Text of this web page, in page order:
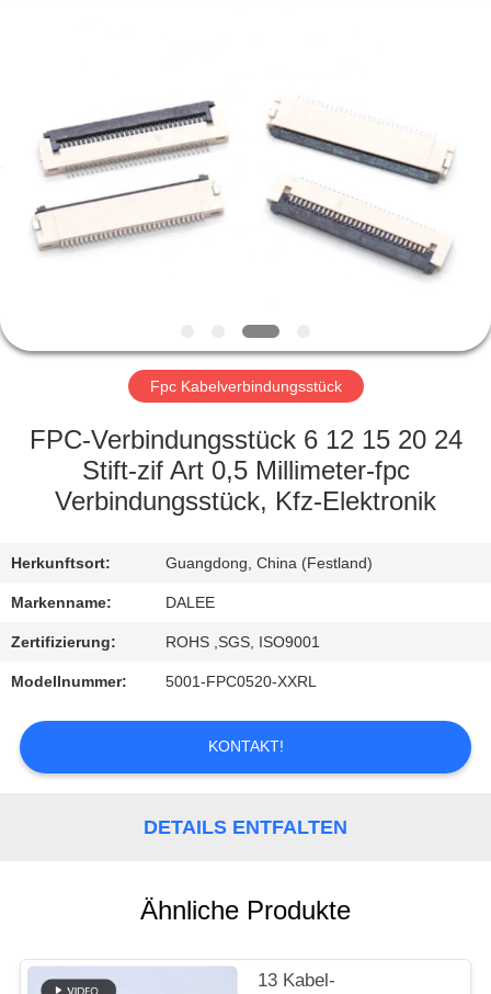
HAUS
PRODUKTE
ÜBER
FABRIK-
AUSFLUG
QUALITÄTSKONTROLLE
SIE
MIT
UNS
IN
VERBINDUNG
FORDERN
NEWS
Fpc Kabelverbindungsstück
FPC-Verbindungsstück 6 12 15 20 24
Stift-zif Art 0,5 Millimeter-fpc
Verbindungsstück, Kfz-Elektronik
Herkunftsort: Guangdong, China (Festland)
Markenname: DALEE
Zertifizierung: ROHS ,SGS, ISO9001
Modellnummer: 5001-FPC0520-XXRL
KONTAKT!
DETAILS ENTFALTEN
Ähnliche Produkte
13 Kabel-